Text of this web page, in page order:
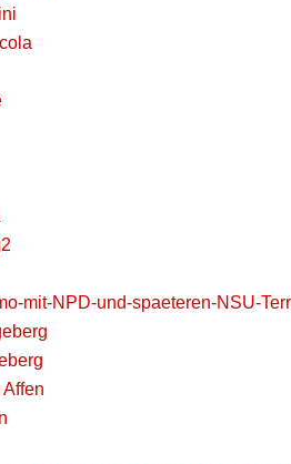
mit-NPD-und-spaeteren-NSU-